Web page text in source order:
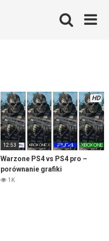
HD
12:53
Warzone PS4 vs PS4 pro –
porównanie grafiki
1K